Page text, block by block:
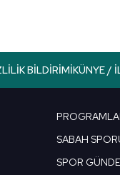
BILDIRIMIKÜNYE /
SABAH
SPOR